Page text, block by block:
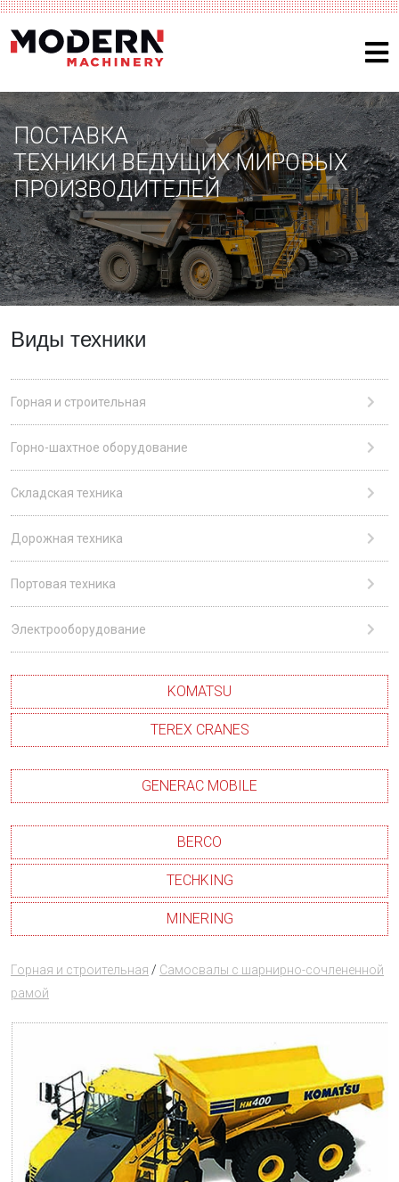
ПОСТАВКА
ТЕХНИКИ ВЕДУЩИХ МИРОВЫХ
ПРОИЗВОДИТЕЛЕЙ
Виды техники
Горная и строительная
Горно-шахтное оборудование
Складская техника
Дорожная техника
Портовая техника
Электрооборудование
KOMATSU
TEREX CRANES
GENERAC MOBILE
BERCO
TECHKING
MINERING
Горная и строительная / Самосвалы с шарнирно-сочлененной
рамой